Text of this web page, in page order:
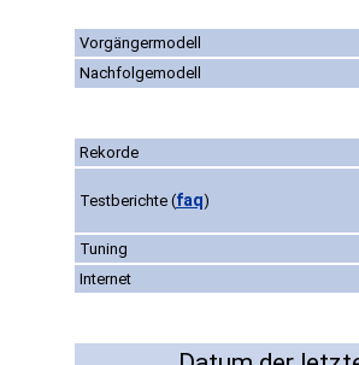
Vorgängermodell
Nachfolgemodell
Rekorde
Testberichte (faq)
Tuning
Internet